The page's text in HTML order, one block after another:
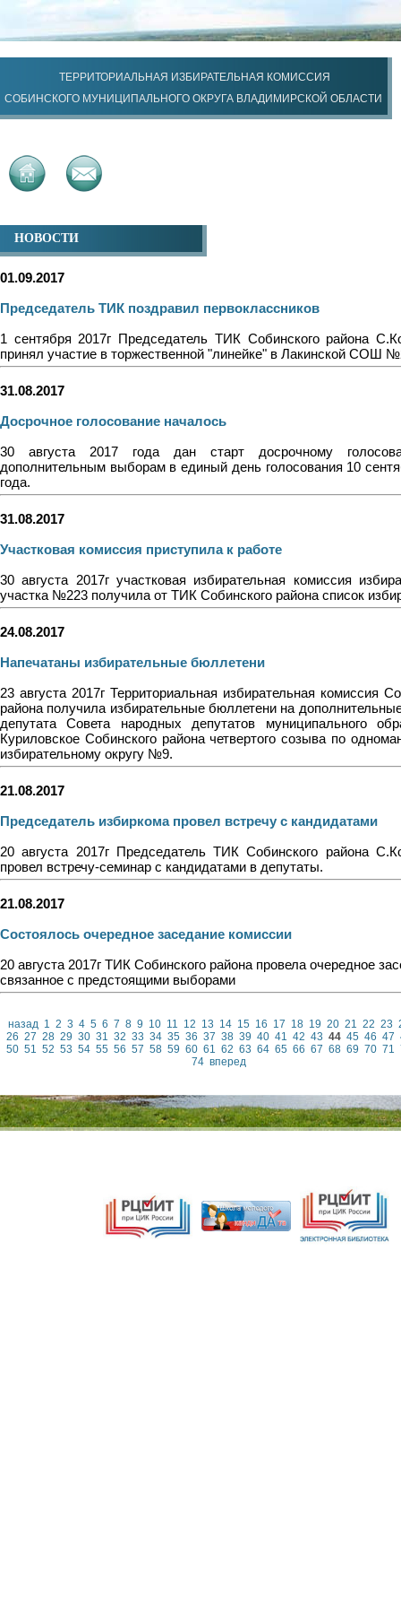
ТЕРРИТОРИАЛЬНАЯ ИЗБИРАТЕЛЬНАЯ КОМИССИЯ
СОБИНСКОГО МУНИЦИПАЛЬНОГО ОКРУГА ВЛАДИМИРСКОЙ ОБЛАСТИ
НОВОСТИ
01.09.2017
Председатель ТИК поздравил первоклассников
1 сентября 2017г Председатель ТИК Собинского района
принял участие в торжественной "линейке" в Лакинской СОШ
31.08.2017
Досрочное голосование началось
30 августа 2017 года дан старт досрочному
дополнительным выборам в единый день голосования 10
года.
31.08.2017
Участковая комиссия приступила к работе
30 августа 2017г участковая избирательная комиссия
участка №223 получила от ТИК Собинского района список
24.08.2017
Напечатаны избирательные бюллетени
23 августа 2017г Территориальная избирательная комиссия
района получила избирательные бюллетени на
депутата Совета народных депутатов муниципального
Куриловское Собинского района четвертого созыва по
избирательному округу №9.
21.08.2017
Председатель избиркома провел встречу с кандидатами
20 августа 2017г Председатель ТИК Собинского района
провел встречу-семинар с кандидатами в депутаты.
21.08.2017
Состоялось очередное заседание комиссии
20 августа 2017г ТИК Собинского района провела очередное
связанное с предстоящими выборами
назад 1 2 3 4 5 6 7 8 9 10 11 12 13 14 15 16 17 18 19 20 21 22 23
26 27 28 29 30 31 32 33 34 35 36 37 38 39 40 41 42 43 44 45 46 47
50 51 52 53 54 55 56 57 58 59 60 61 62 63 64 65 66 67 68 69 70 71
74 вперед